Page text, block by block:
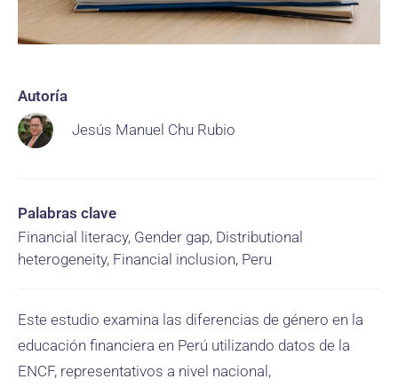
Autoría
Jesús Manuel Chu Rubio
Palabras clave
Financial literacy, Gender gap, Distributional
heterogeneity, Financial inclusion, Peru
Este estudio examina las diferencias de género en la
educación financiera en Perú utilizando datos de la
ENCF, representativos a nivel nacional,